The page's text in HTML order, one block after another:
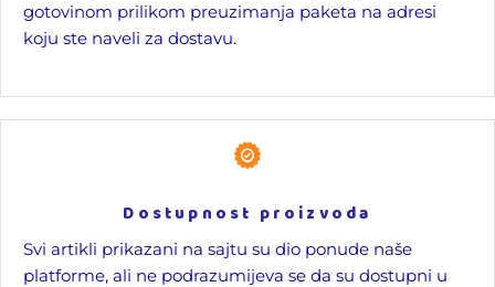
gotovinom prilikom preuzimanja paketa na adresi
koju ste naveli za dostavu.
Dostupnost proizvoda
Svi artikli prikazani na sajtu su dio ponude naše
platforme, ali ne podrazumijeva se da su dostupni u